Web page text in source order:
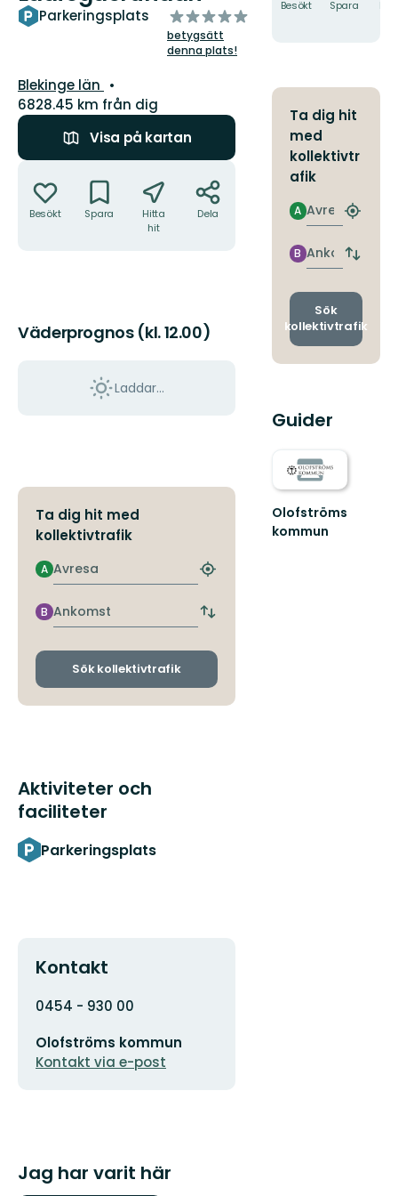
Parkeringsplats
av
5
stjärnor
betygsätt
denna plats!
Län:
Blekinge län
6828.45 km från dig
Visa på kartan
Besökt Spara
Hitta
hit
Dela
Väderprognos (kl. 12.00)
Laddar...
Ta dig hit med
kollektivtrafik
Avresa
A
Hitta
hållplats
Ankomst
B
Byt
och
Sök kollektivtrafik
Aktiviteter och
faciliteter
Parkeringsplats
Kontakt
Adress
0454 - 930 00
postadress
Olofströms kommun
Kontakt via e-post
Jag har varit här
Besökt Spara
Ta dig hit
med
kollektivtr
afik
Avresa
A
Hitta
Ankomst
B
Byt
och
Sök
kollektivtrafik
Guider
Olofströms
kommun